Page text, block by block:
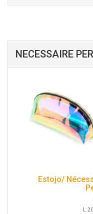
NECESSAIRE
Estojo/
L